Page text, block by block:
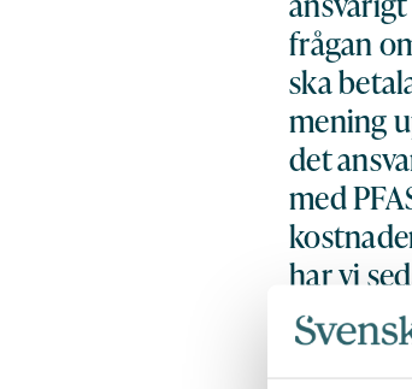
frågan
ska
mening
det
med
har vi
stället